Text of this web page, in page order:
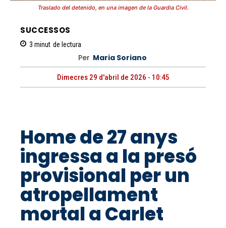
Traslado del detenido, en una imagen de la Guardia Civil.
SUCCESSOS
3 minut de lectura
Per Maria Soriano
Dimecres 29 d'abril de 2026 - 10:45
Home de 27 anys
ingressa a la presó
provisional per un
atropellament
mortal a Carlet